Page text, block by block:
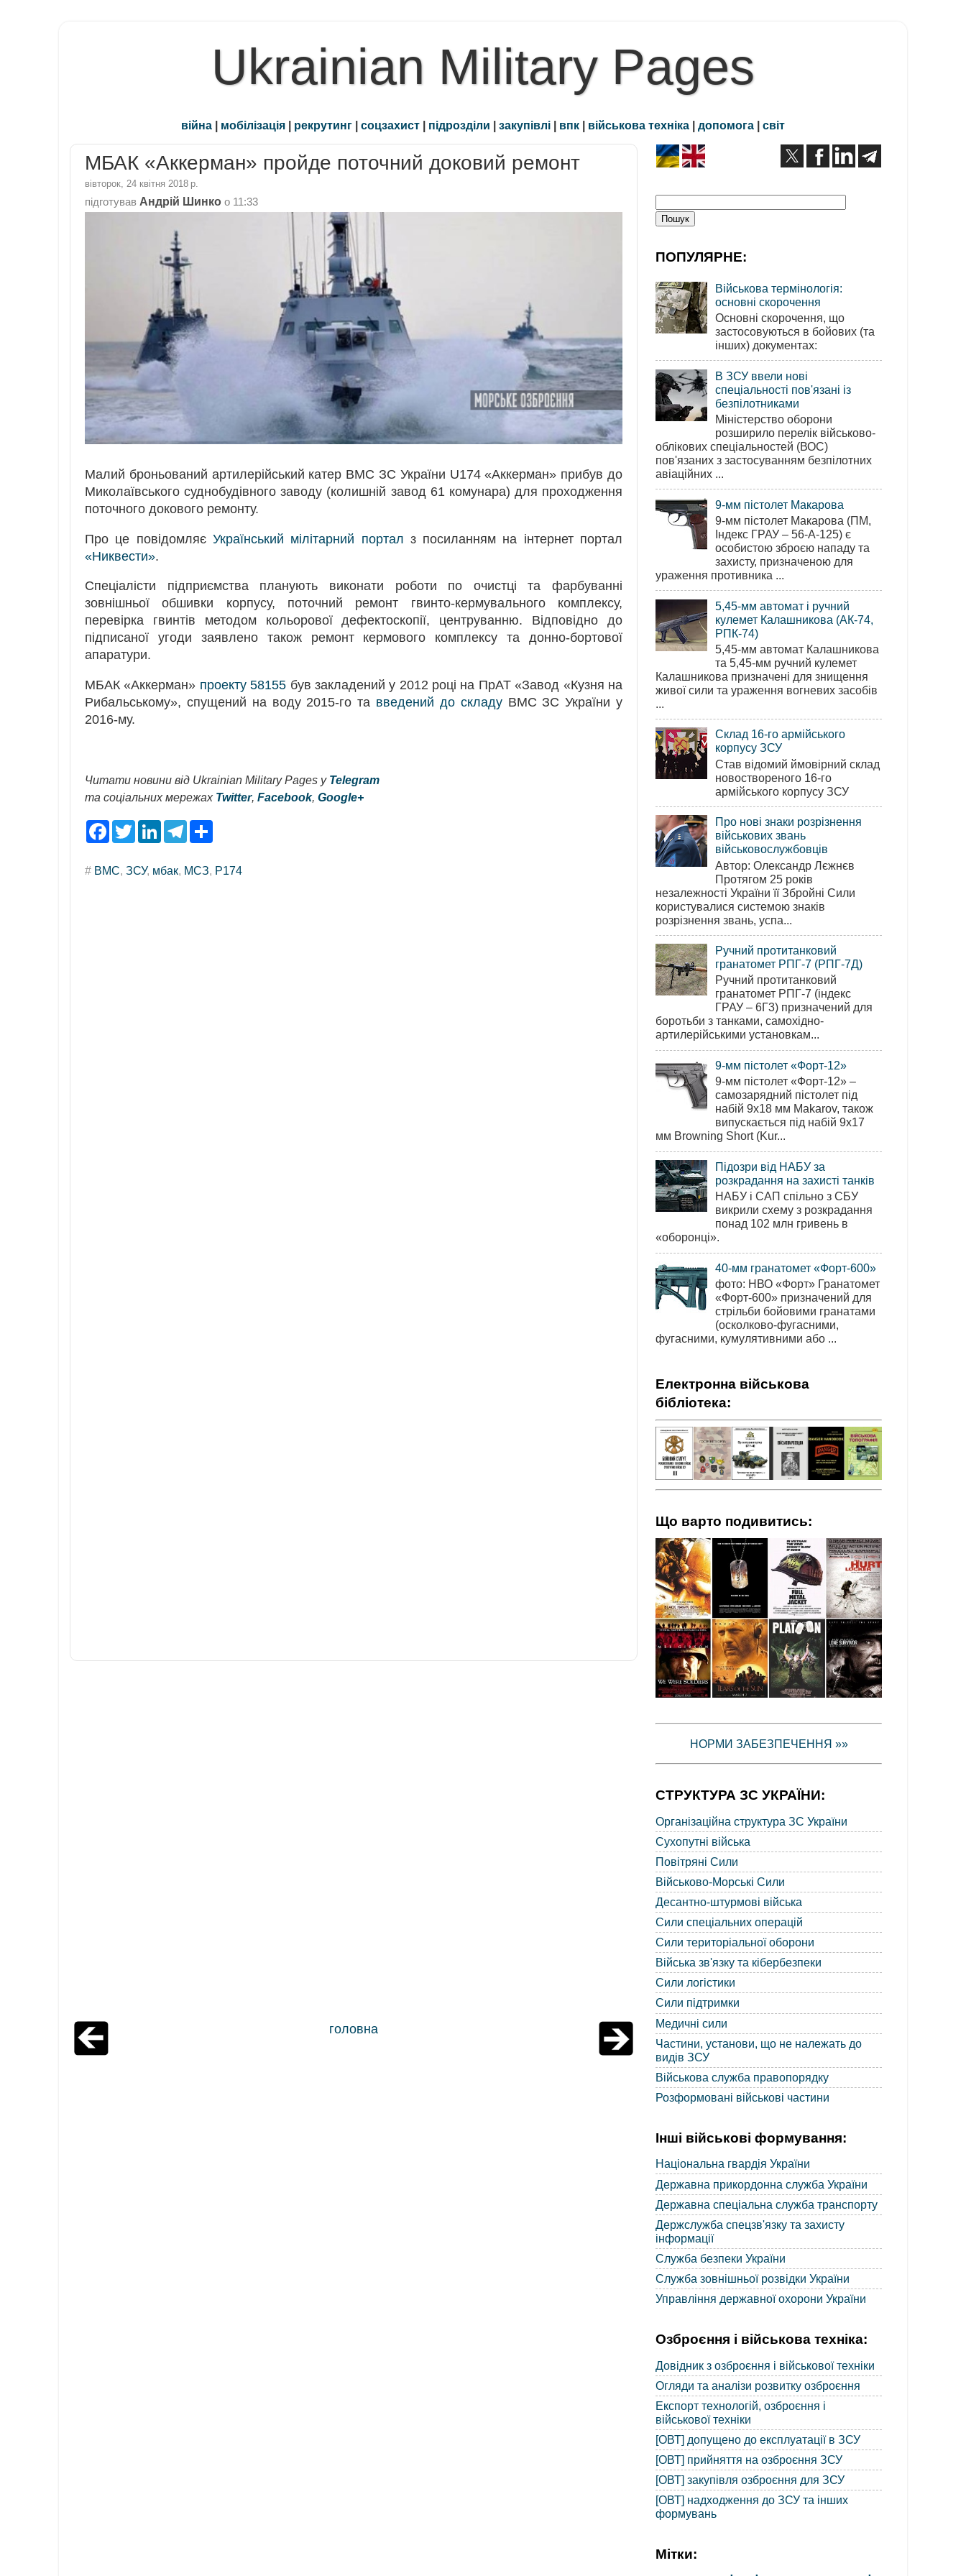
Ukrainian Military Pages
війна | мобілізація | рекрутинг | соцзахист | підрозділи | закупівлі | впк | військова техніка | допомога | світ
МБАК «Аккерман» пройде поточний доковий ремонт
вівторок, 24 квітня 2018 р.
підготував Андрій Шинко о 11:33
Малий броньований артилерійський катер ВМС ЗС України U174 «Аккерман» прибув до
Миколаївського суднобудівного заводу (колишній завод 61 комунара) для проходження
поточного докового ремонту.
Про це повідомляє Український мілітарний портал з посиланням на інтернет портал
«Никвести».
Спеціалісти підприємства планують виконати роботи по очистці та фарбуванні
зовнішньої обшивки корпусу, поточний ремонт гвинто-кермувального комплексу,
перевірка гвинтів методом кольорової дефектоскопії, центруванню. Відповідно до
підписаної угоди заявлено також ремонт кермового комплексу та донно-бортової
апаратури.
МБАК «Аккерман» проекту 58155 був закладений у 2012 році на ПрАТ «Завод «Кузня на
Рибальському», спущений на воду 2015-го та введений до складуВМС ЗС України у
2016-му.
Читати новини від Ukrainian Military Pages у Telegram
та соціальних мережах Twitter, Facebook, Google+
F
a
b
T
w
t
L
e
T
g
e
# ВМС, ЗСУ, мбак, МСЗ, P174
головна
ПОПУЛЯРНЕ:
Військова термінологія:
основні скорочення
Основні скорочення, що
застосовуються в бойових (та
інших) документах:
В ЗСУ ввели нові
спеціальності пов'язані із
безпілотниками
Міністерство оборони
розширило перелік військово-
облікових спеціальностей (ВОС)
пов'язаних з застосуванням безпілотних
авіаційних ...
9-мм пістолет Макарова
9-мм пістолет Макарова (ПМ,
Індекс ГРАУ – 56-А-125) є
особистою зброєю нападу та
захисту, призначеною для
ураження противника ...
5,45-мм автомат і ручний
кулемет Калашникова (АК-74,
РПК-74)
5,45-мм автомат Калашникова
та 5,45-мм ручний кулемет
Калашникова призначені для знищення
живої сили та ураження вогневих засобів
...
Склад 16-го армійського
корпусу ЗСУ
Став відомий ймовірний склад
новоствореного 16-го
армійського корпусу ЗСУ
Про нові знаки розрізнення
військових звань
військовослужбовців
Автор: Олександр Лєжнєв
Протягом 25 років
незалежності України її Збройні Сили
користувалися системою знаків
розрізнення звань, успа...
Ручний протитанковий
гранатомет РПГ-7 (РПГ-7Д)
Ручний протитанковий
гранатомет РПГ-7 (індекс
ГРАУ – 6Г3) призначений для
боротьби з танками, самохідно-
артилерійськими установкам...
9-мм пістолет «Форт-12»
9-мм пістолет «Форт-12» –
самозарядний пістолет під
набій 9х18 мм Makarov, також
випускається під набій 9х17
мм Browning Short (Kur...
Підозри від НАБУ за
розкрадання на захисті танків
НАБУ і САП спільно з СБУ
викрили схему з розкрадання
понад 102 млн гривень в
«оборонці».
40-мм гранатомет «Форт-600»
фото: НВО «Форт» Гранатомет
«Форт-600» призначений для
стрільби бойовими гранатами
(осколково-фугасними,
фугасними, кумулятивними або ...
Електронна військова
бібліотека:
Що варто подивитись:
НОРМИ ЗАБЕЗПЕЧЕННЯ »»
СТРУКТУРА ЗС УКРАЇНИ:
Організаційна структура ЗС України
Сухопутні війська
Повітряні Сили
Військово-Морські Сили
Десантно-штурмові війська
Сили спеціальних операцій
Сили територіальної оборони
Війська зв'язку та кібербезпеки
Сили логістики
Сили підтримки
Медичні сили
Частини, установи, що не належать до
видів ЗСУ
Військова служба правопорядку
Розформовані військові частини
Інші військові формування:
Національна гвардія України
Державна прикордонна служба України
Державна спеціальна служба транспорту
Держслужба спецзв'язку та захисту
інформації
Служба безпеки України
Служба зовнішньої розвідки України
Управління державної охорони України
Озброєння і військова техніка:
Довідник з озброєння і військової техніки
Огляди та аналізи розвитку озброєння
Експорт технологій, озброєння і
військової техніки
[ОВТ] допущено до експлуатації в ЗСУ
[ОВТ] прийняття на озброєння ЗСУ
[ОВТ] закупівля озброєння для ЗСУ
[ОВТ] надходження до ЗСУ та інших
формувань
Мітки: